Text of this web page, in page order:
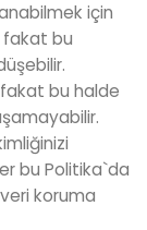
için
fakat bu
bu halde
bu Politika`da
koruma